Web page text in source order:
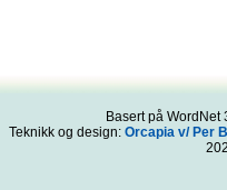
Basert på
Teknikk og design: Orcapia v/ Per